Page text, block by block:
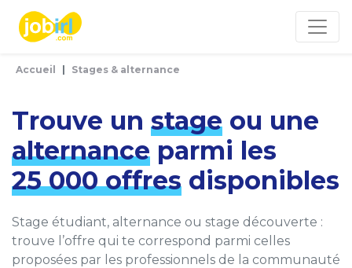
Accueil Stages & alternance
Trouve un stage ou une
alternance parmi les
25 000 offres disponibles
Stage étudiant, alternance ou stage découverte :
trouve l’offre qui te correspond parmi celles
proposées par les professionnels de la communauté
Panneau de gestion des cookies